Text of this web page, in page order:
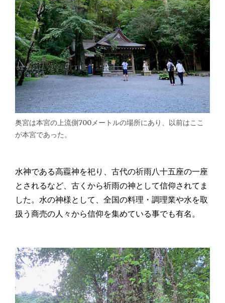
奥宮は本宮の上流側700メートルの場所にあり、以前はここ
が本宮であった。
水神である高龗神を祀り、古代の祈雨八十五座の一座
とされるなど、古くから祈雨の神として信仰されてま
した。水の神様として、全国の料理・調理業や水を取
扱う商売の人々から信仰を集めている事でも有名。